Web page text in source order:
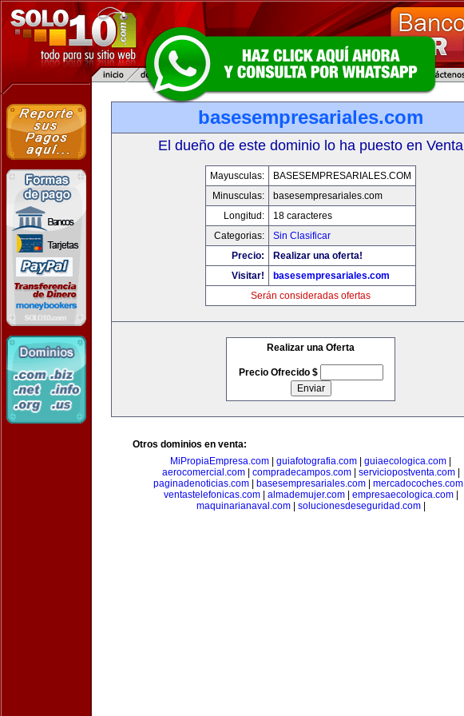
basesempresariales.com
El dueño de este dominio lo ha puesto en Venta
Mayusculas:
BASESEMPRESARIALES.COM
Minusculas:
basesempresariales.com
Longitud:
18 caracteres
Categorias:
Sin Clasificar
Precio:
Realizar una oferta!
Visitar!
basesempresariales.com
Serán consideradas ofertas
Realizar una Oferta
Precio Ofrecido $
Otros dominios en venta:
MiPropiaEmpresa.com
guiafotografia.com guiaecologica.com
aerocomercial.com| compradecampos.com| serviciopostventa.com|
paginadenoticias.com
basesempresariales.com mercadocoches.com
ventastelefonicas.com| almademujer.com| empresaecologica.com|
maquinarianaval.com| solucionesdeseguridad.com|